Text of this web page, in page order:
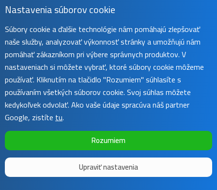
Na objednávku
Batéria pre Wolf Garten
4057-075, 3000 mAh, Ni-
Mh
46,22 €
Gh60, 3000 mAh, Ni-Mh
28,46 €
Načítať ďalších 26
Sunnysoft2016 - 2026 | Template by
Nastavenia súborov cookie
Súbory cookie a ďalšie technológie nám pomáhajú zlepšovať
naše služby, analyzovať výkonnosť stránky a umožňujú nám
pomáhať zákazníkom pri výbere správnych produktov. V
nastaveniach si môžete vybrať, ktoré súbory cookie môžeme
používať. Kliknutím na tlačidlo "Rozumiem" súhlasíte s
používaním všetkých súborov cookie. Svoj súhlas môžete
kedykoľvek odvolať. Ako vaše údaje spracúva náš partner
Google, zistítetu.
Rozumiem
Upraviť nastavenia